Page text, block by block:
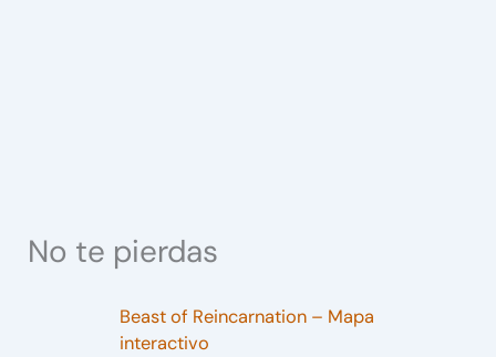
No te pierdas
Beast of Reincarnation – Mapa
interactivo